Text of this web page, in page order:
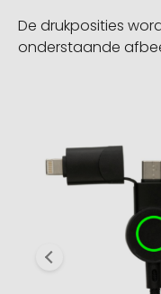
De drukposities
onderstaande